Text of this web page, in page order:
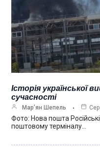
Історія української
сучасності
Мар’ян Шепель
Фото: Нова пошта
поштовому терміналу…